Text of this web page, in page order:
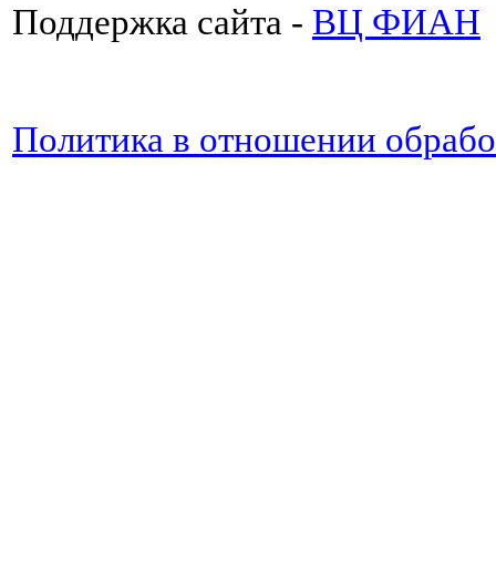
Поддержка сайта - ВЦ ФИАН
Политика в отношении